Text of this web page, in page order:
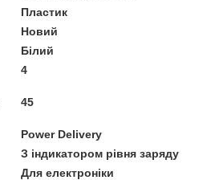
Пластик
Новий
Білий
4
45
Power Delivery
З індикатором рівня заряду
Для електроніки